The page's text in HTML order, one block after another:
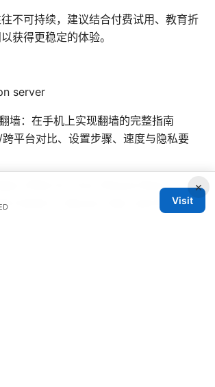
不可持续，建议结合付费试用、教育折
获得更稳定的体验。
server
墙：在手机上实现翻墙的完整指南
跨平台对比、设置步骤、速度与隐私要
VPNs for Your iPhone iPad in
Guide to Secure, Fast, and Private
×
Visit